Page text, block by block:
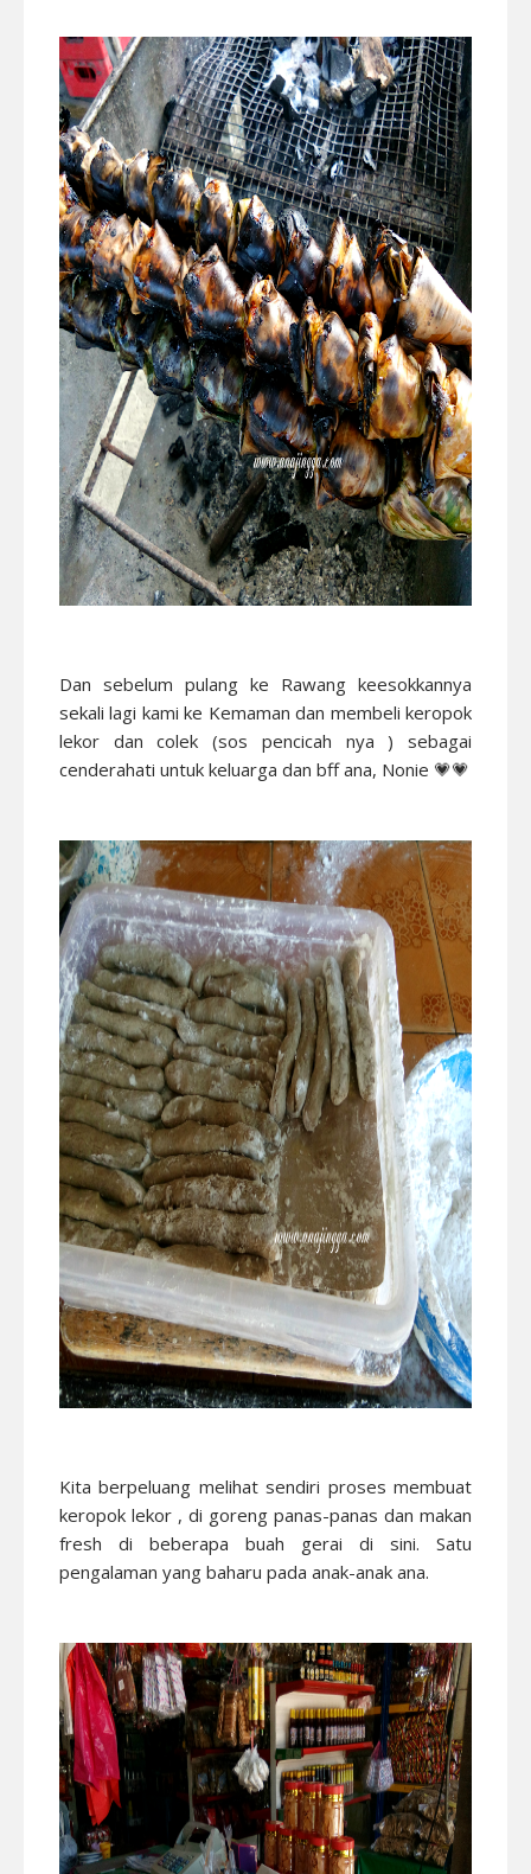
Dan sebelum pulang ke Rawang keesokkannya
sekali lagi kami ke Kemaman dan membeli keropok
lekor dan colek (sos pencicah nya ) sebagai
cenderahati untuk keluarga dan bff ana, Nonie 💗💗
Kita berpeluang melihat sendiri proses membuat
keropok lekor , di goreng panas-panas dan makan
fresh di beberapa buah gerai di sini. Satu
pengalaman yang baharu pada anak-anak ana.